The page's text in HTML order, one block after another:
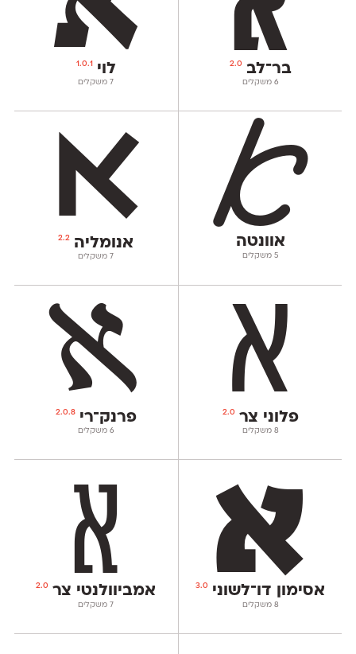
בר־לב 2.0
‫6 משקלים
לוי 1.0.1
‫7 משקלים
אוונטה
‫5 משקלים
אנומליה 2.2
‫7 משקלים
פלוני צר 2.0
‫8 משקלים
פרנק־רי2.0.8
‫6 משקלים
אסימון דו־לשוני 3.0
‫8 משקלים
אמביוולנטי צר 2.0
‫7 משקלים